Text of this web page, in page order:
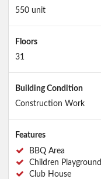
550 unit
Floors
31
Building Condition
Construction Work
Features
BBQ Area
Children Playground
Club House